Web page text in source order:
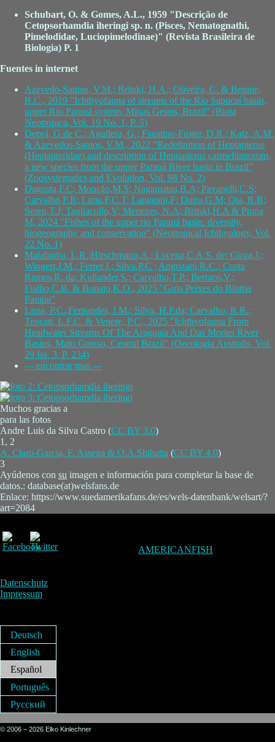
Schubart, O. & Gomes, A.L., 1959 "Descrição de
Cetopsorhamdia iheringi sp. n. (Pisces, Nematognathi,
Pimelodidae, Luciopimelodinae)" (Revista Brasileira de
Biologia) P. 1
Fuentes in internet
Azevedo-Santos, V.M.; Britski, H.A.; Oliveira, C. & Benine,
R.C., 2019 "Ichthyofauna of streams of the Rio Sapucaí basin,
upper Rio Paraná system, Minas Gerais, Brazil" (Biota
Neotropica, Vol. 19 No. 1, P. 5)
Deprá, G.de C.; Aguilera, G.; Faustino-Fuster, D.R.; Katz, A.M.
& Azevedos-Santos, V.M., 2022 "Redefinition of Heptapterus
(Heptapteridae) and description of Heptapterus carmelitanorum,
a new species from the upper Paraná River basin in Brazil"
(Zoosystematics and Evolution, Vol. 98 No. 2)
Dagosta,F.C; Monção,M.S; Nagamatsu,B.A; Pavanelli,C.S;
Carvalho,F.R; Lima,F,C.T; Langeani,F; Dutra,G.M; Ota, R.R;
Seren,T.J; Tagliacollo,V; Menezes, N.A; Britski,H.A & Pinna
M, 2024 "Fishes of the upper rio Paraná basin: diversity,
biogeography and conservation" (Neotropical Ichthyology, Vol.
22 No. 1)
Malabarba, L.R.;Hirschmann,A.; Lucena,C.A.S. de; Giora,J.;
Wingert,J.M.; Ferrer,J.; Silva,P.C ; Angrizani,R.C.; Costa
Ramos,R. da; Kullander,S.; Carvalho,T.P.; Bertaco,V.;
Fialho,C.B. & Bonato,K.O., 2025 "Guia Peixes do Bioma
Pampa"
Lima, P.C.;Fernandes, I.M.; Silva, H.P.da; Carvalho, R.R.;
Tencatt, L.F.C. & Venere, P.C., 2025 "Ichthyofauna From
Headwater Streams Of The Araguaia And Das Mortes River
Basins, Mato Grosso, Central Brazil" (Oecologia Australis, Vol.
29 Iss. 3, P. 234)
--- encontrar mas ---
Muchos gracias a
para las fotos
Andre Luis da Silva Castro (CC BY 3.0)
1, 2
A. Claro-Garcia, F. Assega & O.A.Shibatta (CC BY 4.0)
3
Ayúdenos con su imagen e información para completar la base de
datos.: database(at)welsfans.de
Enlace: https://www.suedamerikafans.de/es/wels-datenbank/welsart/?
art=2084
AMERICANFISH
Datenschutz
Impressum
Deutsch
English
Español
Português
Русский
© 2006 – 2026 Elko Kinlechner